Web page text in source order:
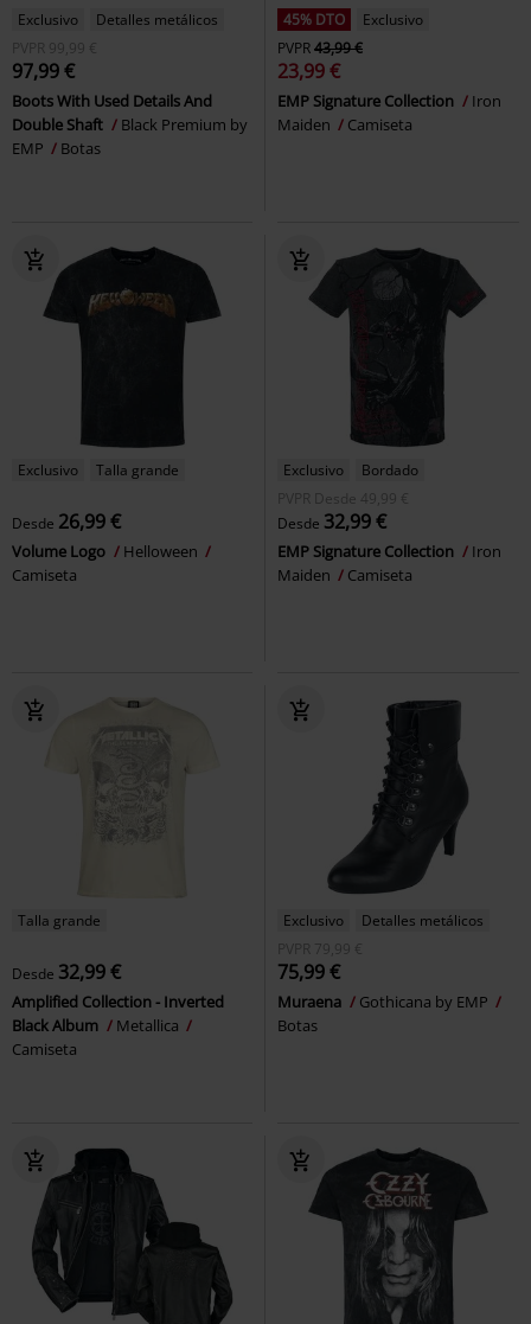
Exclusivo
Detalles metálicos
PVPR 99,99 €
97,99 €
Boots With Used Details And
Double Shaft
Black Premium by
EMP
Botas
45% DTO
Exclusivo
PVPR43,99 €
23,99 €
EMP Signature Collection
Iron
Maiden
Camiseta
Exclusivo Talla grande
Desde 26,99 €
Volume Logo
Helloween
Camiseta
Exclusivo
Bordado
PVPR
Desde 49,99 €
Desde 32,99 €
EMP Signature Collection
Iron
Maiden
Camiseta
Talla grande
Desde 32,99 €
Amplified Collection - Inverted
Black Album
Metallica
Camiseta
Exclusivo
Detalles metálicos
PVPR 79,99 €
75,99 €
Muraena
Gothicana by EMP
Botas